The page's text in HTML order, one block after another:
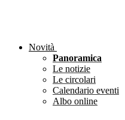
Novità
Panoramica
Le notizie
Le circolari
Calendario eventi
Albo online